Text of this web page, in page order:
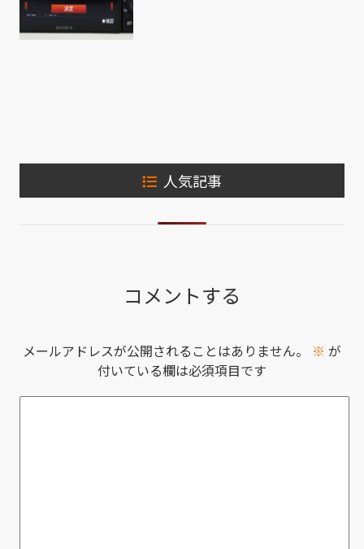
人気記事
コメントする
メールアドレスが公開されることはありません。 ※ が
付いている欄は必須項目です